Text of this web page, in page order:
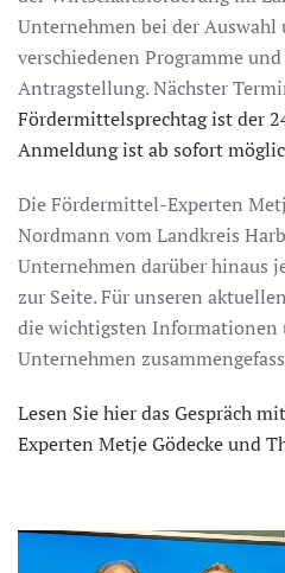
Unternehmen bei der Auswahl
verschiedenen Programme
Antragstellung. Nächster
Fördermittelsprechtag ist der
Anmeldung ist ab sofort
Die Fördermittel-Experten
Nordmann vom Landkreis
Unternehmen darüber hinaus
zur Seite. Für unseren
die wichtigsten Informationen
Unternehmen
Lesen Sie hier das Gespräch
Experten Metje Gödecke und